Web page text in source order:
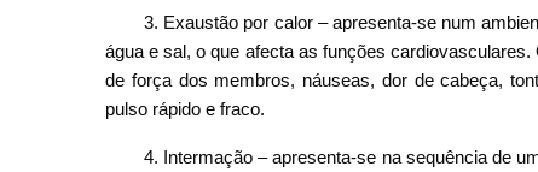
3. Exaustão por calor – apresenta-se num
água e sal, o que afecta as funções
de força dos membros, náuseas, dor de cabeça,
pulso rápido e fraco.
4. Intermação – apresenta-se na sequência de